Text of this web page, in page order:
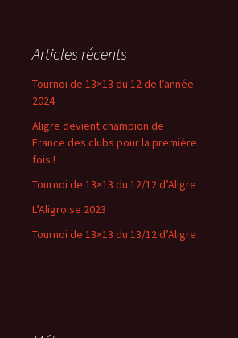
Articles récents
Tournoi de 13×13 du 12 de l’année
2024
Aligre devient champion de
France des clubs pour la première
fois !
Tournoi de 13×13 du 12/12 d’Aligre
L’Aligroise 2023
Tournoi de 13×13 du 13/12 d’Aligre